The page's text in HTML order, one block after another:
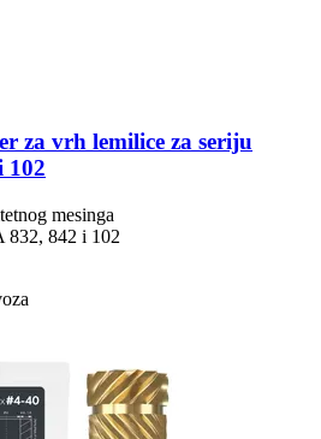
za vrh lemilice za seriju
102
mesinga
832, 842 i 102